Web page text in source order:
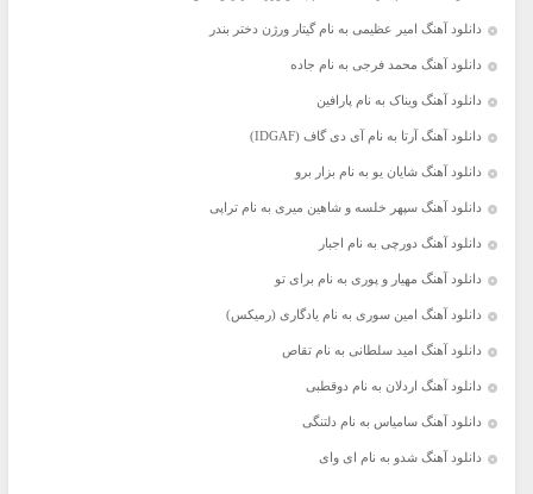
دانلود آهنگ امیر عظیمی به نام گیتار ورژن دختر بندر
دانلود آهنگ محمد فرجی به نام جاده
دانلود آهنگ ویناک به نام پارافین
دانلود آهنگ آرتا به نام آی دی گاف (IDGAF)
دانلود آهنگ شایان یو به نام بزار برو
دانلود آهنگ سپهر خلسه و شاهین میری به نام تراپی
دانلود آهنگ دورچی به نام اجبار
دانلود آهنگ مهیار و پوری به نام برای تو
دانلود آهنگ امین سوری به نام یادگاری (رمیکس)
دانلود آهنگ امید سلطانی به نام تقاص
دانلود آهنگ اردلان به نام دوقطبی
دانلود آهنگ سامیاس به نام دلتنگی
دانلود آهنگ شدو به نام ای وای